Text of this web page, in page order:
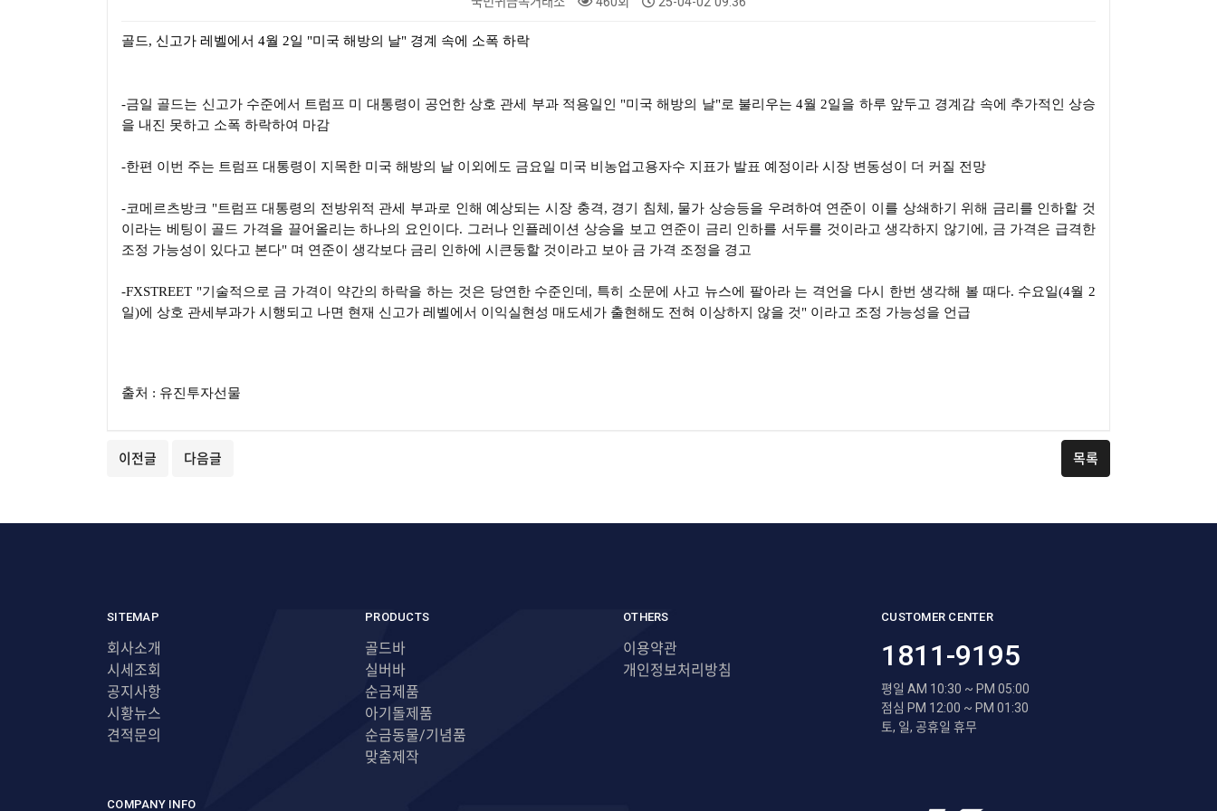
본문
골드, 신고가 레벨에서 4월 2일 "미국 해방의 날" 경계 속에 소폭 하락
-금일 골드는 신고가 수준에서 트럼프 미 대통령이 공언한 상호 관세 부과 적용일인 "미국 해방의 날"로 불리우는 4월 2일을 하루 앞두고 경계감 속에 추가적인 상승
을 내진 못하고 소폭 하락하여 마감
-한편 이번 주는 트럼프 대통령이 지목한 미국 해방의 날 이외에도 금요일 미국 비농업고용자수 지표가 발표 예정이라 시장 변동성이 더 커질 전망
-코메르츠방크 "트럼프 대통령의 전방위적 관세 부과로 인해 예상되는 시장 충격, 경기 침체 , 물가 상승등을 우려하여 연준이 이를 상쇄하기 위해 금리를 인하할 것
이라는 베팅이 골드 가격을 끌어올리는 하나의 요인이다. 그러나 인플레이션 상승을 보고 연준이 금리 인하를 서두를 것이라고 생각하지 않기에 , 금 가격은 급격한
조정 가능성이 있다고 본다" 며 연준이 생각보다 금리 인하에 시큰둥할 것이라고 보아 금 가격 조정을 경고
-FXSTREET "기술적으로 금 가격이 약간의 하락을 하는 것은 당연한 수준인데 , 특히 소문에 사고 뉴스에 팔아라 는 격언을 다시 한번 생각해 볼 때다. 수요일(4월 2
일)에 상호 관세부과가 시행되고 나면 현재 신고가 레벨에서 이익실현성 매도세가 출현해도 전혀 이상하지 않을 것" 이라고 조정 가능성을 언급
출처 : 유진투자선물
이전글 다음글 목록
SITEMAP
회사소개
시세조회
공지사항
시황뉴스
견적문의
PRODUCTS
골드바
실버바
순금제품
아기돌제품
순금동물/기념품
맞춤제작
OTHERS
이용약관
개인정보처리방침
CUSTOMER CENTER
1811-9195
평일 AM 10:30 ~ PM 05:00
점심 PM 12:00 ~ PM 01:30
토, 일, 공휴일 휴무
COMPANY INFO